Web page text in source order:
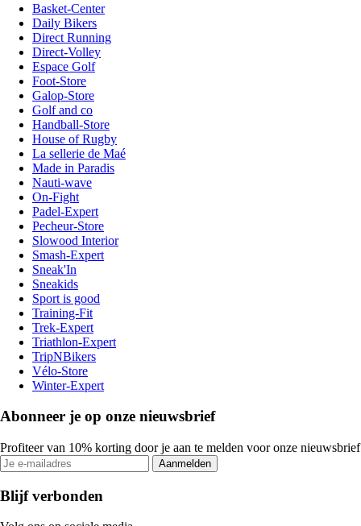
Basket-Center
Daily Bikers
Direct Running
Direct-Volley
Espace Golf
Foot-Store
Galop-Store
Golf and co
Handball-Store
House of Rugby
La sellerie de Maé
Made in Paradis
Nauti-wave
On-Fight
Padel-Expert
Pecheur-Store
Slowood Interior
Smash-Expert
Sneak'In
Sneakids
Sport is good
Training-Fit
Trek-Expert
Triathlon-Expert
TripNBikers
Vélo-Store
Winter-Expert
Abonneer je op onze nieuwsbrief
Profiteer van 10% korting door je aan te melden voor onze nieuwsbrief
Aanmelden
Blijf verbonden